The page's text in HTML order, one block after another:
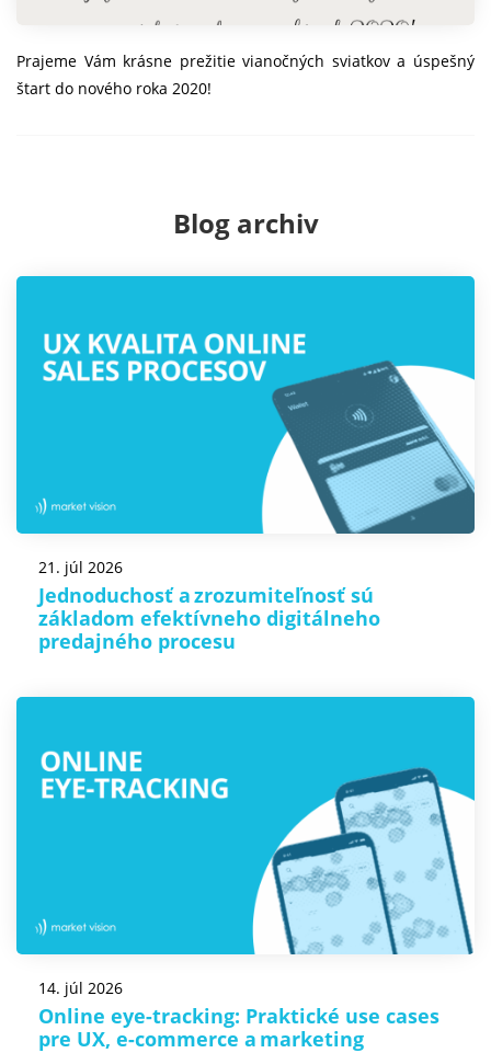
Prajeme Vám krásne prežitie vianočných sviatkov a úspešný
štart do nového roka 2020!
Blog archiv
21. júl 2026
Jednoduchosť a zrozumiteľnosť sú
základom efektívneho digitálneho
predajného procesu
14. júl 2026
Online eye-tracking: Praktické use cases
pre UX, e-commerce a marketing